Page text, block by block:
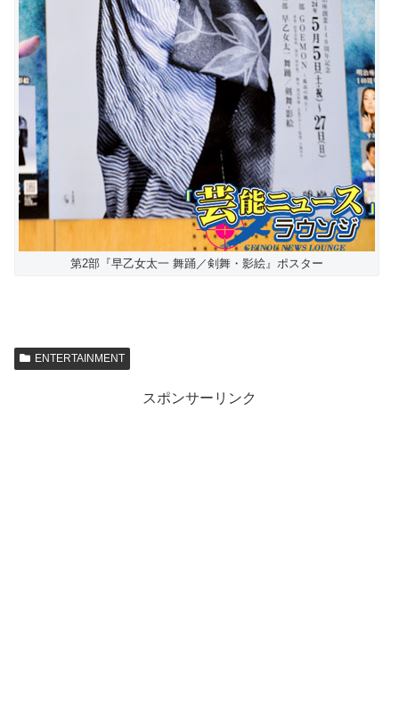
第2部『早乙女太一 舞踊／剣舞・影絵』ポスター
ENTERTAINMENT
スポンサーリンク